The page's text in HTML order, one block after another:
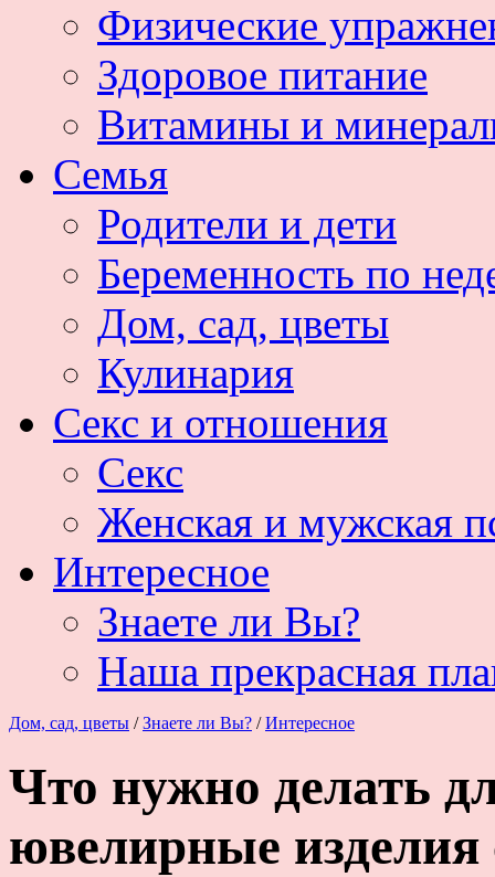
Физические
Здоровое питание
Витамины и
Семья
Родители и дети
Беременность по
Дом, сад, цветы
Кулинария
Секс и отношения
Секс
Женская и мужская
Интересное
Знаете ли Вы?
Наша прекрасная
Дом, сад, цветы / Знаете ли Вы? / Интересное
Что нужно делать
ювелирные изделия